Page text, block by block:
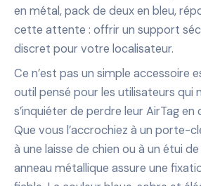
en métal, pack de deux en bleu,
cette attente : offrir un support
discret pour votre localisateur.
Ce n’est pas un simple accessoire
outil pensé pour les utilisateurs qui
s’inquiéter de perdre leur AirTag
Que vous l’accrochiez à un porte-
à une laisse de chien ou à un étui
anneau métallique assure une